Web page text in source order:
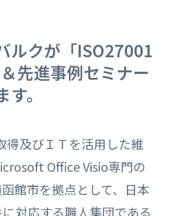
ルクが「ISO27001
先進事例セミナー
。
得及びＩＴを活用した維
Office Visio専門の
館市を拠点として、日本
対応する職人集団である